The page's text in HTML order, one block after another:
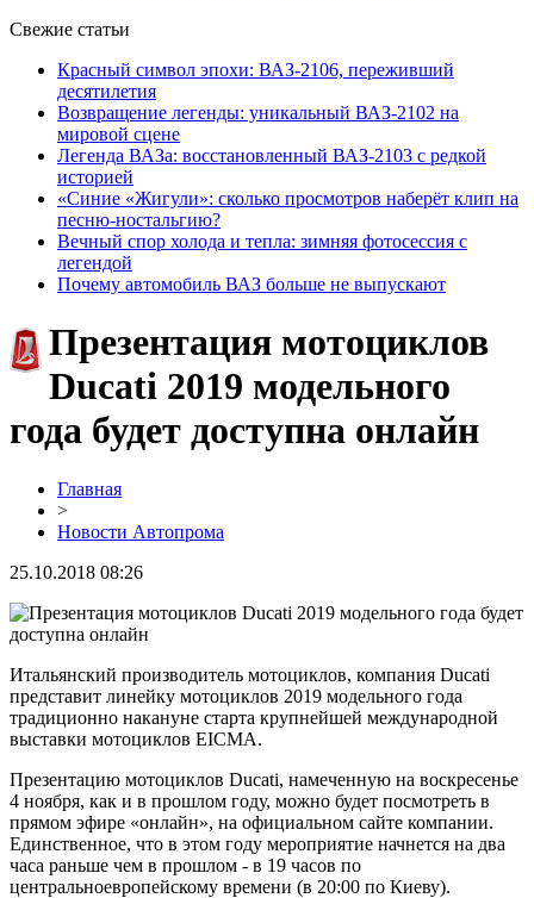
Свежие статьи
Красный символ эпохи: ВАЗ-2106, переживший
десятилетия
Возвращение легенды: уникальный ВАЗ-2102 на
мировой сцене
Легенда ВАЗа: восстановленный ВАЗ-2103 с редкой
историей
«Синие «Жигули»: сколько просмотров наберёт клип на
песню-ностальгию?
Вечный спор холода и тепла: зимняя фотосессия с
легендой
Почему автомобиль ВАЗ больше не выпускают
Презентация мотоциклов
Ducati 2019 модельного
года будет доступна онлайн
Главная
>
Новости Автопрома
25.10.2018 08:26
Итальянский производитель мотоциклов, компания Ducati
представит линейку мотоциклов 2019 модельного года
традиционно накануне старта крупнейшей международной
выставки мотоциклов EICMA.
Презентацию мотоциклов Ducati, намеченную на воскресенье
4 ноября, как и в прошлом году, можно будет посмотреть в
прямом эфире «онлайн», на официальном сайте компании.
Единственное, что в этом году мероприятие начнется на два
часа раньше чем в прошлом - в 19 часов по
центральноевропейскому времени (в 20:00 по Киеву).